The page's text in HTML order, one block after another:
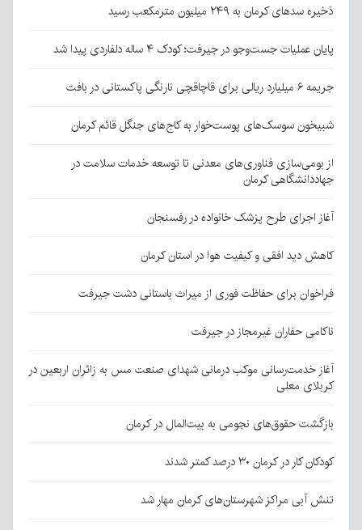
ذخیره سدهای کرمان به ۲۴۹ میلیون مترمکعب رسید
پایان عملیات جست‌وجو در جیرفت؛ کودک ۴ ساله دلفاردی پیدا شد
جریمه ۶ میلیارد ریالی برای قاچاقچی نارنگی پاکستانی در بافت
شبیخون سوسک‌های پوست‌خوار به کاج‌های جنگل قائم کرمان
از بومی‌سازی فناوری‌های معدنی تا توسعه خدمات سلامت در
جهاددانشگاهی کرمان
آغاز اجرای طرح پزشک خانواده در رفسنجان
کاهش دید افقی و کیفیت هوا در استان کرمان
فراخوان برای حفاظت فوری از میراث باستانی دشت جیرفت
ناکامی حفاران غیرمجاز در جیرفت
آغاز خدمت‌رسانی موکب درمانی شهدای صنعت مس به زائران اربعین در
کربلای معلی
بازگشت حقوق‌های نجومی به بیت‌المال در کرمان
کودکان کار در کرمان ۳۰ درصد کمتر شدند
تنش آبی مراکز شهرستان‌های کرمان مهار شد